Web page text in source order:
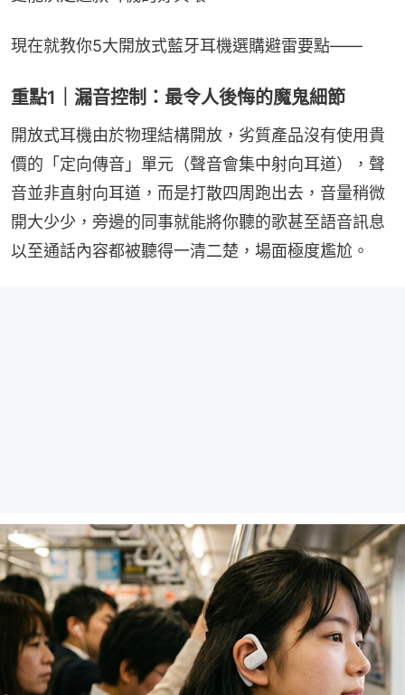
現在就教你5大開放式藍牙耳機選購避雷要點——
重點1｜漏音控制：最令人後悔的魔鬼細節
開放式耳機由於物理結構開放，劣質產品沒有使用貴
價的「定向傳音」單元（聲音會集中射向耳道），聲
音並非直射向耳道，而是打散四周跑出去，音量稍微
開大少少，旁邊的同事就能將你聽的歌甚至語音訊息
以至通話內容都被聽得一清二楚，場面極度尷尬。